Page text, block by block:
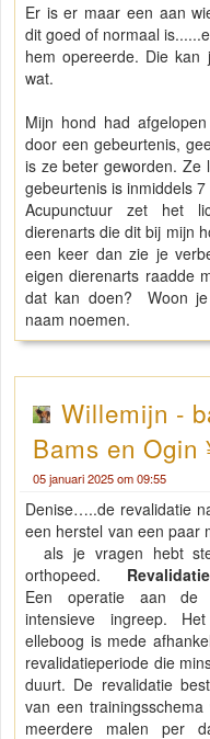
Er is er maar een aan
dit goed of normaal
hem opereerde. Die kan
wat.
Mijn hond had
door een gebeurtenis,
is ze beter geworden. Ze
gebeurtenis is inmiddels
Acupunctuur zet het
dierenarts die dit bij mijn
een keer dan zie je
eigen dierenarts raadde
dat kan doen? Woon
naam noemen.
Willemijn -
Bams en Ogin
05 januari 2025 om 09:55
Denise…..de revalidatie
een herstel van een
als je vragen hebt
orthopeed. Revalidatie
Een operatie aan de
intensieve ingreep.
elleboog is mede
revalidatieperiode die
duurt. De revalidatie
van een
meerdere malen per